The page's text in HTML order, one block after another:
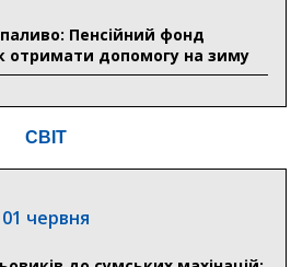
Пенсійний фонд
отримати допомогу на зиму
пояснили, що робити
20 полеглих Героїв
міста Суми»
СВІТ
01 червня